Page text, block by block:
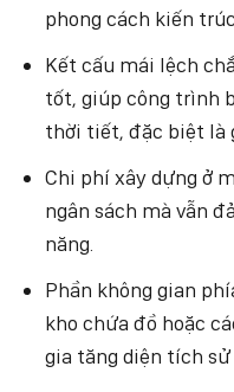
phong cách kiến
Kết cấu mái lệch
tốt, giúp công trình
thời tiết, đặc biệt là
Chi phí xây dựng ở
ngân sách mà vẫn
năng.
Phần không gian
kho chứa đồ hoặc
gia tăng diện tích sử